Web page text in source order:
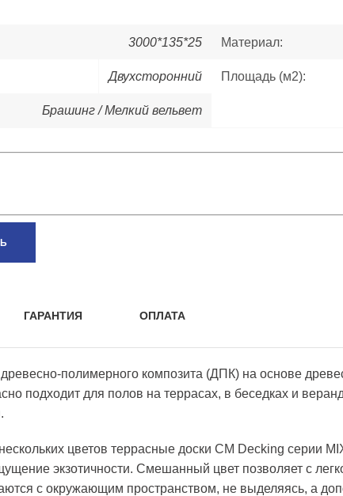
3000*135*25 Материал:
Двухсторонний Площадь (м2):
Брашинг / Мелкий вельвет
ГАРАНТИЯ ОПЛАТА
полимерного композита (ДПК) на основе
подходит для полов на террасах, в беседках и
цветов террасные доски CM Decking серии
экзотичности. Смешанный цвет позволяет с
с окружающим пространством, не выделяясь, а